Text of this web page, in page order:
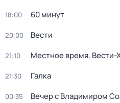
18:00 60 минут
20:00 Вести
21:10 Местное время. Вести-
21:30 Галка
00:35 Вечер с Владимиром